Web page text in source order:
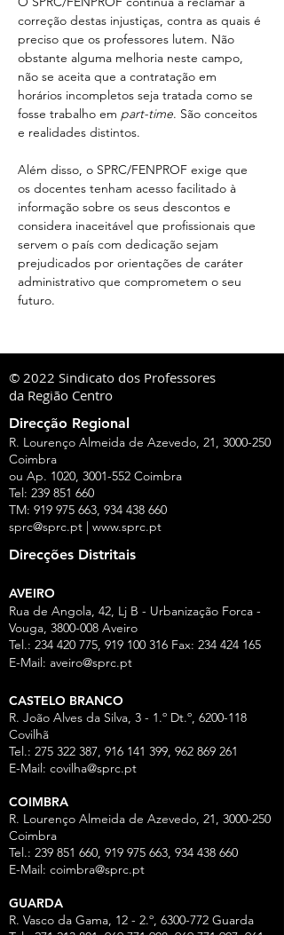
correção destas injustiças, contra as quais é
preciso que os professores lutem. Não
obstante alguma melhoria neste campo,
não se aceita que a contratação em
horários incompletos seja tratada como se
fosse trabalho em part-time. São conceitos
e realidades distintos.
Além disso, o SPRC/FENPROF exige que
os docentes tenham acesso facilitado à
informação sobre os seus descontos e
considera inaceitável que profissionais que
servem o país com dedicação sejam
prejudicados por orientações de caráter
administrativo que comprometem o seu
futuro.
© 2022 Sindicato dos Professores
da Região Centro
Direcção Regional
R. Lourenço Almeida de Azevedo, 21, 3000-250
Coimbra
ou Ap. 1020, 3001-552 Coimbra
Tel: 239 851 660
TM: 919 975 663, 934 438 660
sprc@sprc.pt | www.sprc.pt
Direcções Distritais
AVEIRO
Rua de Angola, 42, Lj B - Urbanização Forca -
Vouga, 3800-008 Aveiro
Tel.: 234 420 775, 919 100 316 Fax: 234 424 165
E-Mail: aveiro@sprc.pt
CASTELO BRANCO
R. João Alves da Silva, 3 - 1.º Dt.º, 6200-118
Covilhã
Tel.: 275 322 387, 916 141 399, 962 869 261
E-Mail: covilha@sprc.pt
COIMBRA
R. Lourenço Almeida de Azevedo, 21, 3000-250
Coimbra
Tel.: 239 851 660, 919 975 663, 934 438 660
E-Mail: coimbra@sprc.pt
GUARDA
R. Vasco da Gama, 12 - 2.º, 6300-772 Guarda